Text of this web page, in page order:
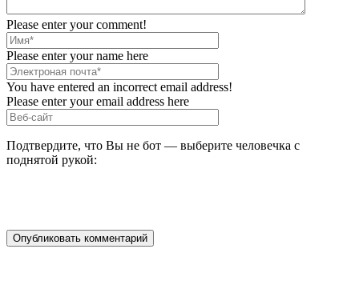
Please enter your comment!
Please enter your name here
You have entered an incorrect email address!
Please enter your email address here
Подтвердите, что Вы не бот — выберите человечка с
поднятой рукой: